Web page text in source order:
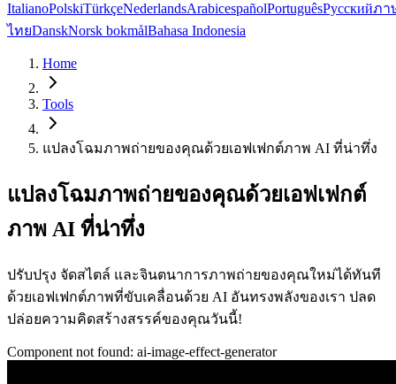
ItalianoPolskiTürkçeNederlandsArabicespañolPortuguêsРусскийภา
ไทยDanskNorsk bokmålBahasa Indonesia
Home
Tools
แปลงโฉมภาพถ่ายของคุณด้วยเอฟเฟกต์ภาพ AI ที่น่าทึ่ง
แปลงโฉมภาพถ่ายของคุณด้วยเอฟเฟกต์
ภาพ AI ที่น่าทึ่ง
ปรับปรุง จัดสไตล์ และจินตนาการภาพถ่ายของคุณใหม่ได้ทันที
ด้วยเอฟเฟกต์ภาพที่ขับเคลื่อนด้วย AI อันทรงพลังของเรา ปลด
ปล่อยความคิดสร้างสรรค์ของคุณวันนี้!
Component not found: ai-image-effect-generator